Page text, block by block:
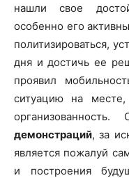
нашли свое
особенно его
политизироваться,
дня и достичь ее
проявил
ситуацию на
демонстраций, за
является пожалуй
и построения